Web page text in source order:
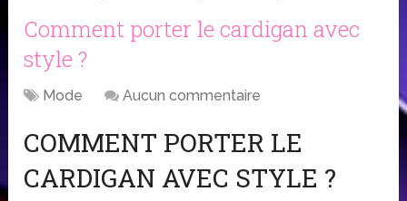
Comment porter le cardigan avec
style ?
Mode Aucun commentaire
COMMENT PORTER LE
CARDIGAN AVEC STYLE ?